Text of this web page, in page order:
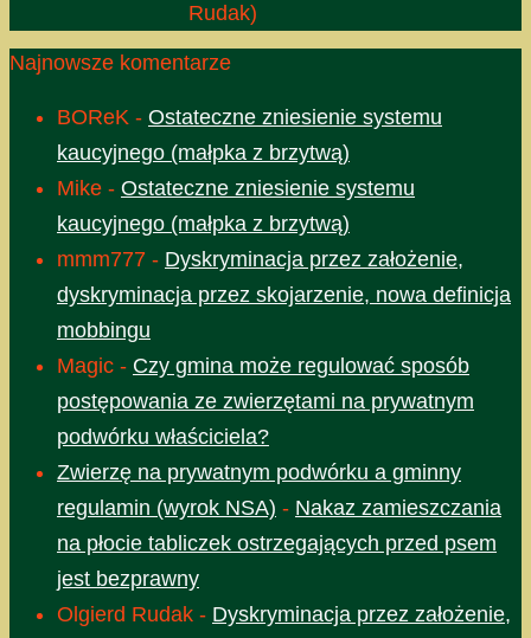
Rudak)
Najnowsze komentarze
BOReK - Ostateczne zniesienie systemu
kaucyjnego (małpka z brzytwą)
Mike - Ostateczne zniesienie systemu
kaucyjnego (małpka z brzytwą)
mmm777 - Dyskryminacja przez założenie,
dyskryminacja przez skojarzenie, nowa definicja
mobbingu
Magic - Czy gmina może regulować sposób
postępowania ze zwierzętami na prywatnym
podwórku właściciela?
Zwierzę na prywatnym podwórku a gminny
regulamin (wyrok NSA) - Nakaz zamieszczania
na płocie tabliczek ostrzegających przed psem
jest bezprawny
Olgierd Rudak - Dyskryminacja przez założenie,